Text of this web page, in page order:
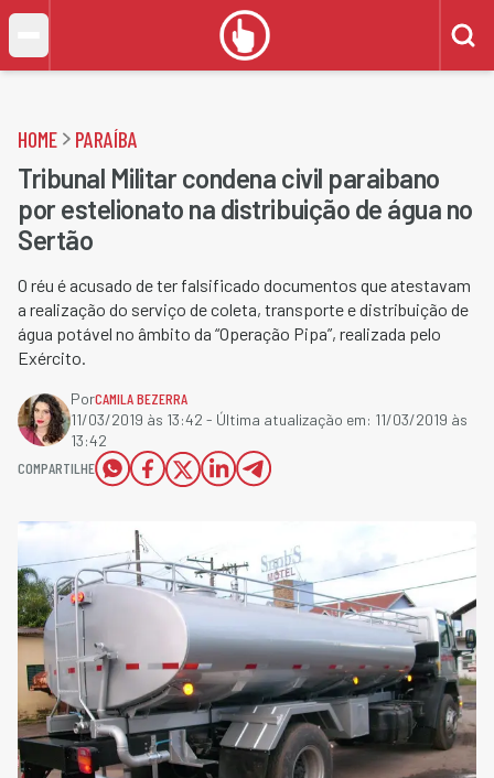
HOME PARAÍBA
Tribunal Militar condena civil paraibano
por estelionato na distribuição de água no
Sertão
O réu é acusado de ter falsificado documentos que atestavam
a realização do serviço de coleta, transporte e distribuição de
água potável no âmbito da “Operação Pipa”, realizada pelo
Exército.
PorCAMILA BEZERRA
11/03/2019 às 13:42 - Última atualização em: 11/03/2019 às
13:42
COMPARTILHE